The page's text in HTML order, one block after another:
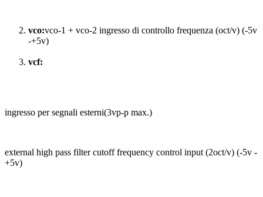
vco:vco-1 + vco-2 ingresso di controllo frequenza (oct/v) (-5v
-+5v)
vcf:
ingresso per segnali esterni(3vp-p max.)
external high pass filter cutoff frequency control input (2oct/v) (-5v -
+5v)